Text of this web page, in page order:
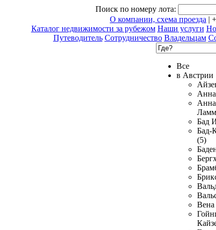
Поиск по номеру лота:
О компании, схема проезда |
Каталог недвижимости за рубежом Наши услуги
Путеводитель Сотрудничество Владельцам
Все
в Австрии
Бад
Бад-
(5)
Вена